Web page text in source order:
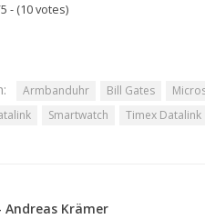
- (10 votes)
Armbanduhr Bill Gates
Smartwatch Timex Datalink
Krämer